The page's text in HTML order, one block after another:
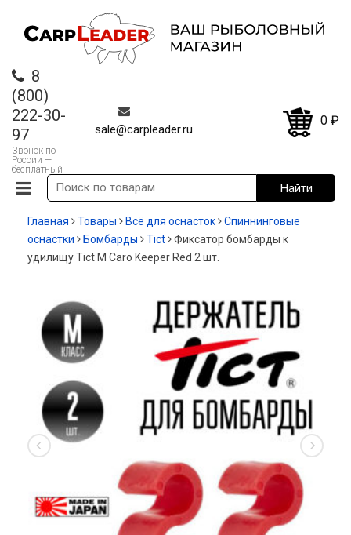
8
(800)
222-30-
97
Звонок по
России —
бесплатный
sale@carpleader.ru
0 ₽
Главная Товары Всё для оснасток
Спиннинговые
оснастки
Бомбарды Tict
Фиксатор бомбарды к
удилищу Tict M Caro Keeper Red 2 шт.